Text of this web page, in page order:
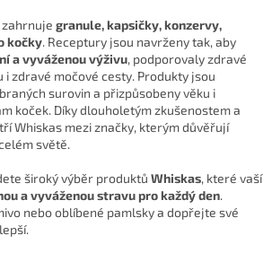
zahrnuje granule, kapsičky, konzervy,
kočky. Receptury jsou navrženy tak, aby
a vyváženou výživu, podporovaly zdravé
zdravé močové cesty. Produkty jsou
surovin a přizpůsobeny věku i
koček. Díky dlouholetým zkušenostem a
Whiskas mezi značky, kterým důvěřují
světě.
široký výběr produktů Whiskas, které vaší
a vyváženou stravu pro každý den.
nebo oblíbené pamlsky a dopřejte své